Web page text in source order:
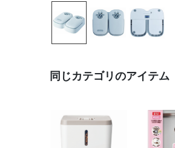
同じカテゴリのアイテム